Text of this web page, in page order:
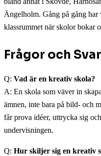
Ängelholm. Gång på gång
klassrummet när skolor bokar
Frågor och Svar
Q: Vad är en kreativ skola?
A: En skola som väver in
ämnen, inte bara på bild- och
får prova idéer, uttrycka sig
undervisningen.
Q: Hur skiljer sig en kreativ